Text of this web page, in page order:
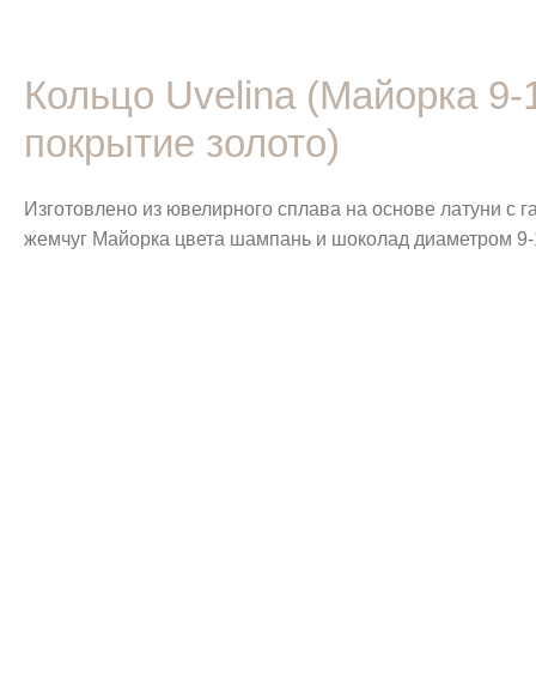
Кольцо Uvelina (Майорка
покрытие золото)
Изготовлено из ювелирного сплава на основе латуни с
жемчуг Майорка цвета шампань и шоколад диаметром